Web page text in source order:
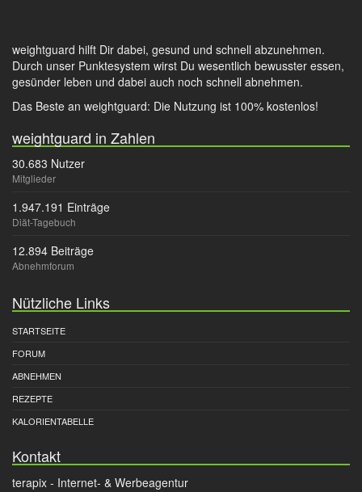
weightguard hilft Dir dabei, gesund und schnell abzunehmen.
Durch unser Punktesystem wirst Du wesentlich bewusster essen,
gesünder leben und dabei auch noch schnell abnehmen.
Das Beste an weightguard: Die Nutzung ist 100% kostenlos!
weightguard in Zahlen
30.683 Nutzer
Mitglieder
1.947.191 Einträge
Diät-Tagebuch
12.894 Beiträge
Abnehmforum
Nützliche Links
STARTSEITE
FORUM
ABNEHMEN
REZEPTE
KALORIENTABELLE
Kontakt
terapix - Internet- & Werbeagentur